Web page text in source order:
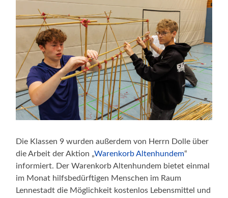
Die Klassen 9 wurden außerdem von Herrn Dolle über
die Arbeit der Aktion „Warenkorb Altenhundem“
informiert. Der Warenkorb Altenhundem bietet einmal
im Monat hilfsbedürftigen Menschen im Raum
Lennestadt die Möglichkeit kostenlos Lebensmittel und